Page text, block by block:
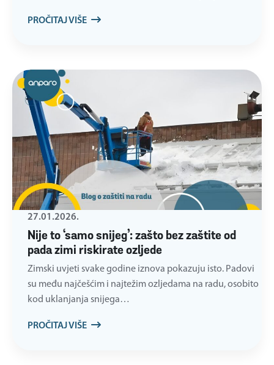
PROČITAJ VIŠE
Nije to ‘samo snijeg’: zašto bez zaštite od
pada zimi riskirate ozljede
27.01.2026.
Zimski uvjeti svake godine iznova pokazuju isto. Padovi
su među najčešćim i najtežim ozljedama na radu, osobito
kod uklanjanja snijega…
PROČITAJ VIŠE